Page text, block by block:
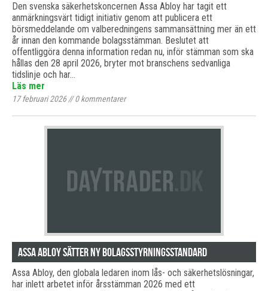
Den svenska säkerhetskoncernen Assa Abloy har tagit ett
anmärkningsvärt tidigt initiativ genom att publicera ett
börsmeddelande om valberedningens sammansättning mer än ett
år innan den kommande bolagsstämman. Beslutet att
offentliggöra denna information redan nu, inför stämman som ska
hållas den 28 april 2026, bryter mot branschens sedvanliga
tidslinje och har…
Läs mer
17 februari 2026//0kommentarer
Assa Abloy sätter ny bolagsstyrningsstandard
Assa Abloy, den globala ledaren inom lås- och säkerhetslösningar,
har inlett arbetet inför årsstämman 2026 med ett